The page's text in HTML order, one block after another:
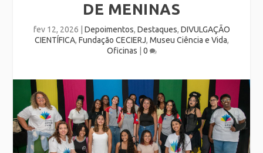
DE MENINAS
fev 12, 2026 Depoimentos, Destaques, DIVULGAÇÃO
CIENTÍFICA, Fundação CECIERJ, Museu Ciência e Vida,
Oficinas
0